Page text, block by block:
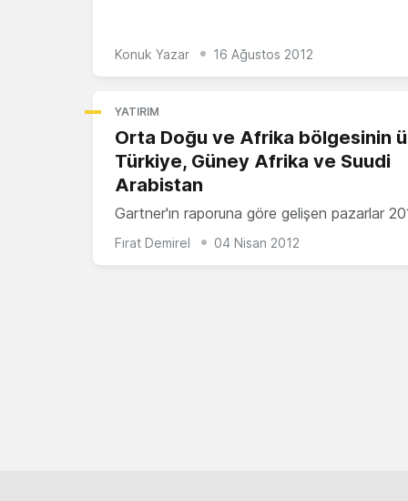
Konuk Yazar 16 Ağustos 2012
YATIRIM
Orta Doğu ve Afrika bölgesinin üç
Türkiye, Güney Afrika ve Suudi
Arabistan
Gartner'ın raporuna göre gelişen pazarlar
Fırat Demirel 04 Nisan 2012